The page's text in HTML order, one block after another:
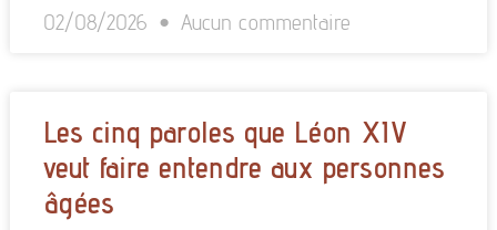
02/08/2026 Aucun commentaire
Les cinq paroles que Léon XIV
veut faire entendre aux personnes
âgées